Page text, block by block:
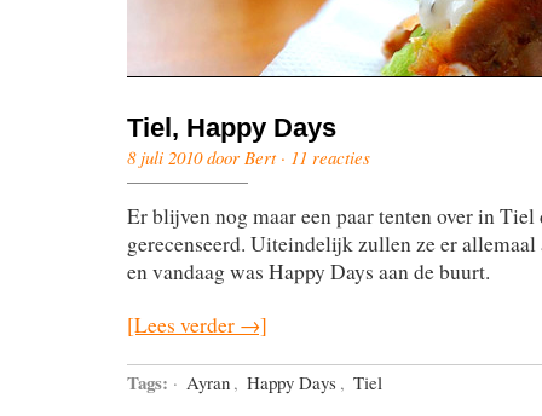
Tiel, Happy Days
8 juli 2010 door Bert · 11 reacties
Er blijven nog maar een paar tenten over in
gerecenseerd. Uiteindelijk zullen ze er allemaal
en vandaag was Happy Days aan de buurt.
[Lees verder →]
Tags: · Ayran , Happy Days , Tiel